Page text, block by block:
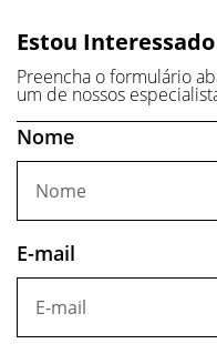
Estou Interessado
Preencha o formulário
um de nossos
Nome
E-mail